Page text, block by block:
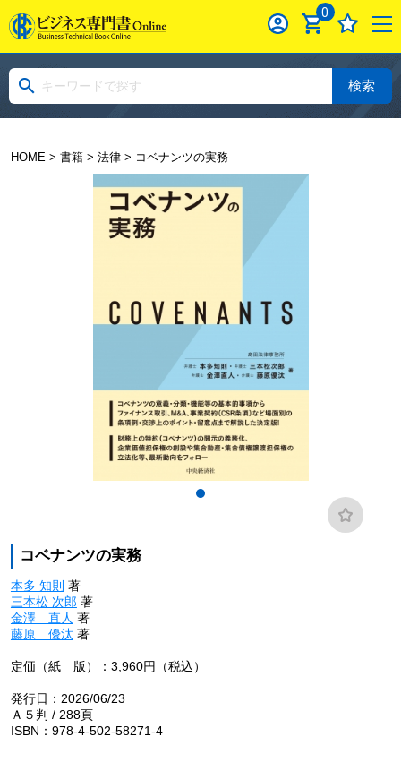
0
検索
HOME> 書籍> 法律> コベナンツの実務
コベナンツの実務
本多 知則 著
三本松 次郎 著
金澤 直人 著
藤原 優汰 著
定価（紙 版）：3,960円（税込）
発行日：2026/06/23
Ａ５判 / 288頁
ISBN：978-4-502-58271-4